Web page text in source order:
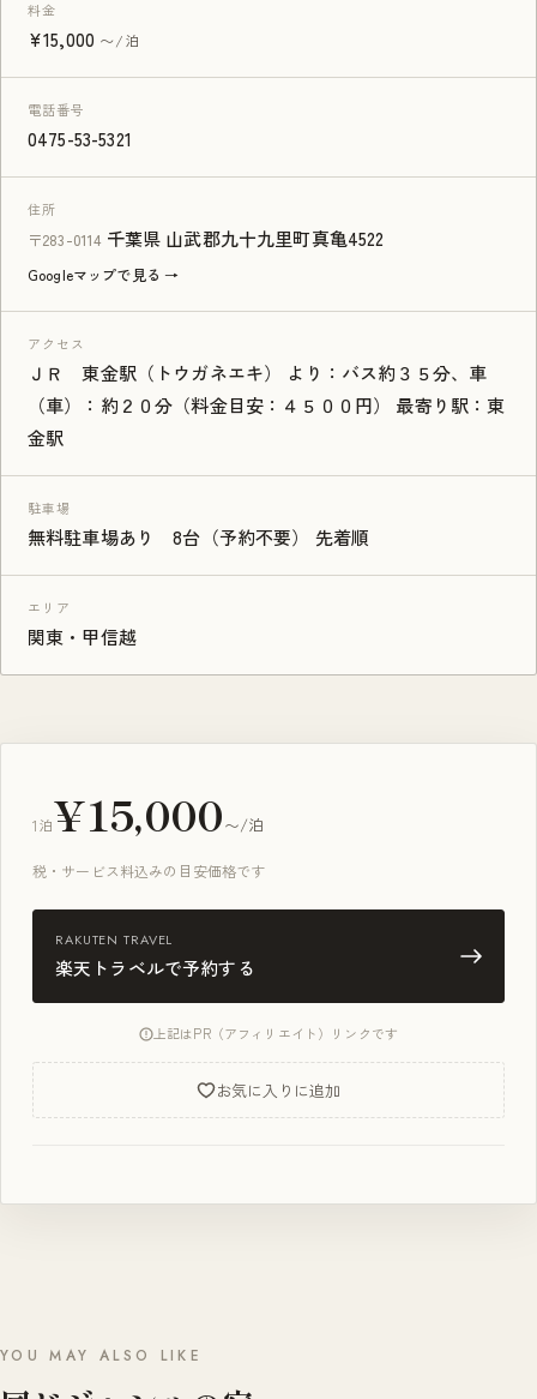
料金
¥15,000 〜/泊
電話番号
0475-53-5321
住所
〒283-0114 千葉県 山武郡九十九里町真亀4522
Googleマップで見る →
アクセス
ＪＲ 東金駅（トウガネエキ） より：バス約３５分、車
（車）：約２０分（料金目安：４５００円） 最寄り駅：東
金駅
駐車場
無料駐車場あり 8台（予約不要） 先着順
エリア
関東・甲信越
1泊¥15,000〜/泊
税・サービス料込みの目安価格です
RAKUTEN TRAVEL
楽天トラベルで予約する
上記はPR（アフィリエイト）リンクです
お気に入りに追加
YOU MAY ALSO LIKE